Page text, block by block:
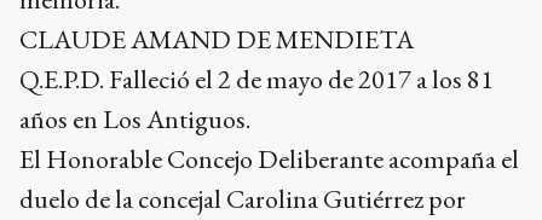
CLAUDE AMAND DE MENDIETA
Q.E.P.D. Falleció el 2 de mayo de 2017 a los 81
años en Los Antiguos.
El Honorable Concejo Deliberante acompaña el
duelo de la concejal Carolina Gutiérrez por